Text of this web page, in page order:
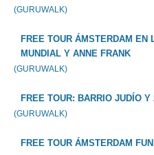
(GURUWALK)
FREE TOUR ÁMSTERDAM EN
MUNDIAL Y ANNE FRANK
(GURUWALK)
FREE TOUR: BARRIO JUDÍO Y
(GURUWALK)
FREE TOUR ÁMSTERDAM